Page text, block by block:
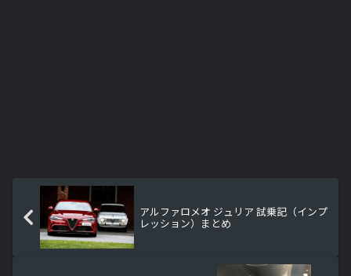
アルファロメオ ジュリア 試乗記（インプ
レッション）まとめ